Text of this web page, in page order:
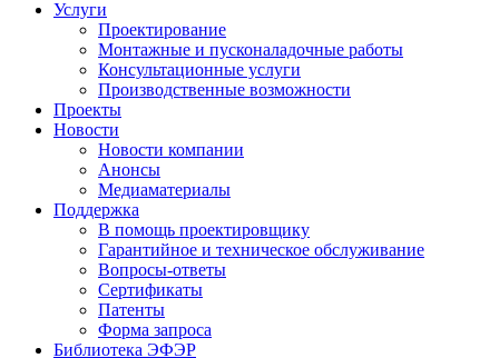
Услуги
Проектирование
Монтажные и пусконаладочные работы
Консультационные услуги
Производственные возможности
Проекты
Новости
Новости компании
Анонсы
Медиаматериалы
Поддержка
В помощь проектировщику
Гарантийное и техническое обслуживание
Вопросы-ответы
Сертификаты
Патенты
Форма запроса
Библиотека ЭФЭР